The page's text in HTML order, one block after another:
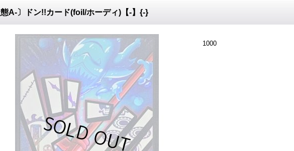
A-〕ドン!!カード(foil/ホーディ)【-】{-}
1000